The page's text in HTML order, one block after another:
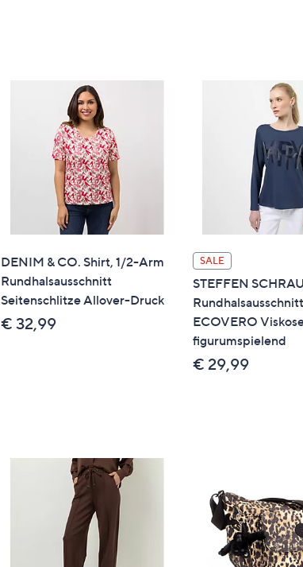
DENIM & CO. Shirt, 1/2-Arm
Rundhalsausschnitt
Seitenschlitze Allover-Druck
€ 32,99
SALE
STEFFEN
ECOVERO
figurumspielend
€ 29,99